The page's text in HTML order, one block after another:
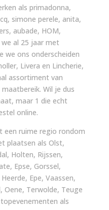
als primadonna,
simone perele, anita,
aubade, HOM,
al 25 jaar met
we ons onderscheiden
Livera en Lincherie,
assortiment van
Wil je dus
maar 1 die echt
online.
een ruime regio rondom
plaatsen als Olst,
Holten, Rijssen,
Epse, Gorssel,
Epe, Vaassen,
Oene, Terwolde, Teuge
als